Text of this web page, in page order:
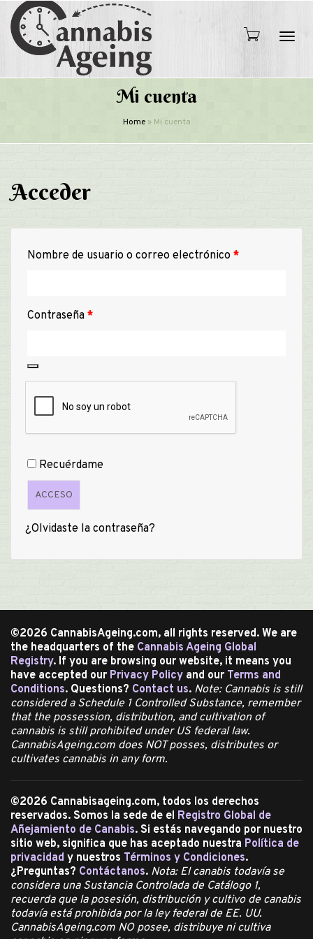
Mi cuenta
Home» Mi cuenta
Acceder
Nombre de usuario o correo electrónico *Obligatorio
Contraseña *Obligatorio
Recuérdame
ACCESO
¿Olvidaste la contraseña?
©2026 CannabisAgeing.com, all rights reserved. We are
the headquarters of the Cannabis Ageing Global
Registry. If you are browsing our website, it means you
have accepted our Privacy Policy and our Terms and
Conditions. Questions? Contact us. Note: Cannabis is still
considered a Schedule 1 Controlled Substance, remember
that the possession, distribution, and cultivation of
cannabis is still prohibited under US federal law.
CannabisAgeing.com does NOT posses, distributes or
cultivates cannabis in any form.
©2026 Cannabisageing.com, todos los derechos
reservados. Somos la sede de el Registro Global de
Añejamiento de Canabis. Si estás navegando por nuestro
sitio web, significa que has aceptado nuestra Política de
privacidad y nuestros Términos y Condiciones.
¿Preguntas? Contáctanos. Nota: El canabis todavía se
considera una Sustancia Controlada de Catálogo 1,
recuerda que la posesión, distribución y cultivo de canabis
todavía está prohibida por la ley federal de EE. UU.
CannabisAgeing.com NO posee, distribuye ni cultiva